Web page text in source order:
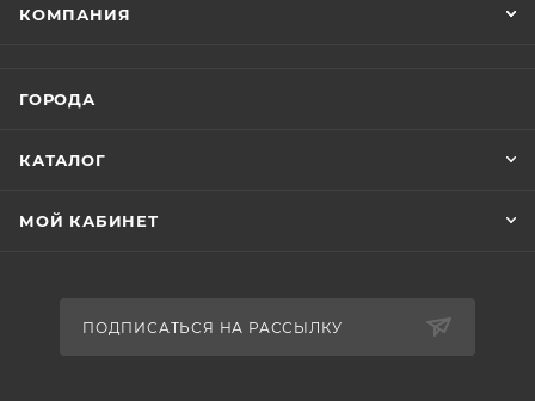
КОМПАНИЯ
ГОРОДА
КАТАЛОГ
МОЙ КАБИНЕТ
ПОДПИСАТЬСЯ НА РАССЫЛКУ